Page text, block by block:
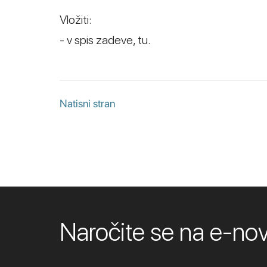
Vložiti:
- v spis zadeve, tu.
Natisni stran
Naročite se na e-